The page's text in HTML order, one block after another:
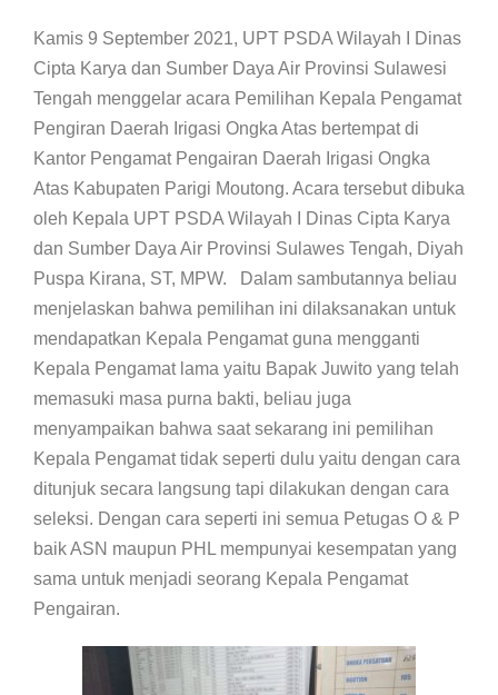
Kamis 9 September 2021, UPT PSDA Wilayah I Dinas
Cipta Karya dan Sumber Daya Air Provinsi Sulawesi
Tengah menggelar acara Pemilihan Kepala Pengamat
Pengiran Daerah Irigasi Ongka Atas bertempat di
Kantor Pengamat Pengairan Daerah Irigasi Ongka
Atas Kabupaten Parigi Moutong. Acara tersebut dibuka
oleh Kepala UPT PSDA Wilayah I Dinas Cipta Karya
dan Sumber Daya Air Provinsi Sulawes Tengah, Diyah
Puspa Kirana, ST, MPW. Dalam sambutannya beliau
menjelaskan bahwa pemilihan ini dilaksanakan untuk
mendapatkan Kepala Pengamat guna mengganti
Kepala Pengamat lama yaitu Bapak Juwito yang telah
memasuki masa purna bakti, beliau juga
menyampaikan bahwa saat sekarang ini pemilihan
Kepala Pengamat tidak seperti dulu yaitu dengan cara
ditunjuk secara langsung tapi dilakukan dengan cara
seleksi. Dengan cara seperti ini semua Petugas O & P
baik ASN maupun PHL mempunyai kesempatan yang
sama untuk menjadi seorang Kepala Pengamat
Pengairan.